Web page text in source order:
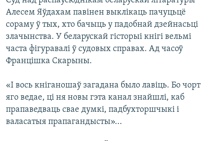
Алесем Яўдахам павінен выклікаць пачуцьцё
сораму ў тых, хто бачыць у падобнай дзейнасьці
злачынства. У беларускай гісторыі кнігі вельмі
часта фігуравалі ў судовых справах. Ад часоў
Францішка Скарыны.
«І вось кніганошаў загадана было лавіць. Бо чорт
яго ведае, ці ня новы гэта канал знайшлі, каб
прапаведваць свае думкі, падбухторшчыкі і
валасатыя прапагандысты»...